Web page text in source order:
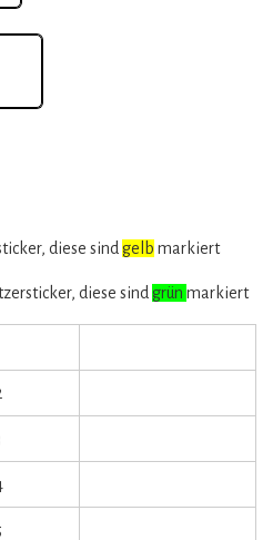
diese sind gelb markiert
diese sind grün markiert